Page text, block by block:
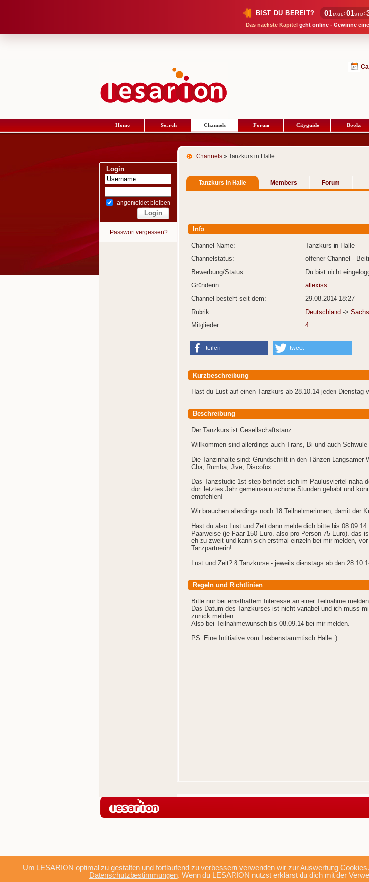
BIST DU BEREIT? 01TAGE :01STD :
Das nächste Kapitel geht online - Gewinne
Um LESARION optimal zu gestalten und fortlaufend zu verbessern verwenden wir zur Auswertung
Datenschutzbestimmungen. Wenn du LESARION nutzst erklärst du dich mit der
Home Search Channels Forum Cityguide Books
Login
angemeldet bleiben
Passwort vergessen?
Channels » Tanzkurs in Halle
Tanzkurs in Halle Members Forum
Info
Channel-Name:
Tanzkurs in Halle
Channelstatus:
offener Channel -
Bewerbung/Status:
Du bist nicht
Gründerin:
allexiss
Channel besteht seit dem:
29.08.2014 18:27
Rubrik:
Deutschland ->
Mitglieder:
4
teilen tweet
Kurzbeschreibung
Hast du Lust auf einen Tanzkurs ab 28.10.14 jeden Dienstag
Beschreibung
Der Tanzkurs ist Gesellschaftstanz.
Willkommen sind allerdings auch Trans, Bi und auch Schwule
Die Tanzinhalte sind: Grundschritt in den Tänzen Langsamer
Cha, Rumba, Jive, Discofox
Das Tanzstudio 1st step befindet sich im Paulusviertel naha
dort letztes Jahr gemeinsam schöne Stunden gehabt und
empfehlen!
Wir brauchen allerdings noch 18 Teilnehmerinnen, damit der
Hast du also Lust und Zeit dann melde dich bitte bis
Paarweise (je Paar 150 Euro, also pro Person 75 Euro), das
eh zu zweit und kann sich erstmal einzeln bei mir melden,
Tanzpartnerin!
Lust und Zeit? 8 Tanzkurse - jeweils dienstags ab den
Regeln und Richtlinien
Bitte nur bei ernsthaftem Interesse an einer Teilnahme
Das Datum des Tanzkurses ist nicht variabel und ich muss
zurück melden.
Also bei Teilnahmewunsch bis 08.09.14 bei mir melden.
PS: Eine Intitiative vom Lesbenstammtisch Halle :)